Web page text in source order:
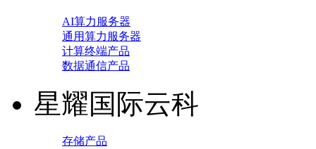
AI算力服务器
通用算力服务器
计算终端产品
数据通信产品
星耀国际云科
存储产品